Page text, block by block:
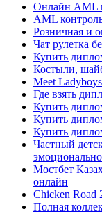
Онлайн AML
AML
Розничная и
Чат рулетка
Купить
Костыли,
Meet
Где взять
Купить
Купить
Купить
Частный
Мостбет
онлайн
Chicken
Полная